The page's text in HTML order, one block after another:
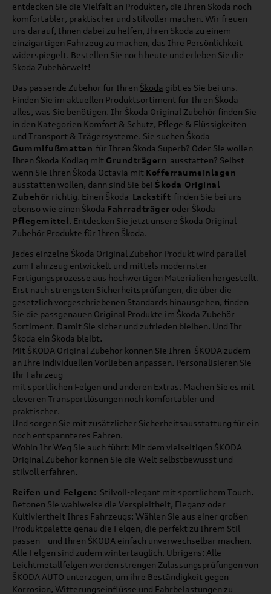
entdecken Sie die Vielfalt an Produkten, die Ihren Skoda noch
komfortabler, praktischer und stilvoller machen. Wir freuen
uns darauf, Ihnen dabei zu helfen, Ihren Skoda zu einem
einzigartigen Fahrzeug zu machen, das Ihre Persönlichkeit
widerspiegelt. Bestellen Sie noch heute und erleben Sie die
Skoda Zubehörwelt!
Das passende Zubehör für Ihren Škoda gibt es Sie bei uns.
Finden Sie im aktuellen Produktsortiment für Ihren Škoda
alles, was Sie benötigen. Ihr Škoda Original Zubehör finden Sie
in den Kategorien Komfort & Schutz, Pflege & Flüssigkeiten
und Transport & Trägersysteme. Sie suchen Škoda
Gummifußmatten für Ihren Škoda Superb? Oder Sie wollen
Ihren Škoda Kodiaq mit Grundträgern ausstatten? Selbst
wenn Sie Ihren Škoda Octavia mit Kofferraumeinlagen
ausstatten wollen, dann sind Sie bei Škoda Original
Zubehör richtig. Einen Škoda Lackstift finden Sie bei uns
ebenso wie einen Škoda Fahrradträger oder Škoda
Pflegemittel. Entdecken Sie jetzt unsere Škoda Original
Zubehör Produkte für Ihren Škoda.
Jedes einzelne Škoda Original Zubehör Produkt wird parallel
zum Fahrzeug entwickelt und mittels modernster
Fertigungsprozesse aus hochwertigen Materialien hergestellt.
Erst nach strengsten Sicherheitsprüfungen, die über die
gesetzlich vorgeschriebenen Standards hinausgehen, finden
Sie die passgenauen Original Produkte im Škoda Zubehör
Sortiment. Damit Sie sicher und zufrieden bleiben. Und Ihr
Škoda ein Škoda bleibt.
Mit ŠKODA Original Zubehör können Sie Ihren ŠKODA zudem
an Ihre individuellen Vorlieben anpassen. Personalisieren Sie
Ihr Fahrzeug
mit sportlichen Felgen und anderen Extras. Machen Sie es mit
cleveren Transportlösungen noch komfortabler und
praktischer.
Und sorgen Sie mit zusätzlicher Sicherheitsausstattung für ein
noch entspannteres Fahren.
Wohin Ihr Weg Sie auch führt: Mit dem vielseitigen ŠKODA
Original Zubehör können Sie die Welt selbstbewusst und
stilvoll erfahren.
Reifen und Felgen: Stilvoll-elegant mit sportlichem Touch.
Betonen Sie wahlweise die Verspieltheit, Eleganz oder
Kultiviertheit Ihres Fahrzeugs: Wählen Sie aus einer großen
Produktpalette genau die Felgen, die perfekt zu Ihrem Stil
passen – und Ihren ŠKODA einfach unverwechselbar machen.
Alle Felgen sind zudem wintertauglich. Übrigens: Alle
Leichtmetallfelgen werden strengen Zulassungsprüfungen von
ŠKODA AUTO unterzogen, um ihre Beständigkeit gegen
Korrosion, Witterungseinflüsse und Fahrbelastungen zu